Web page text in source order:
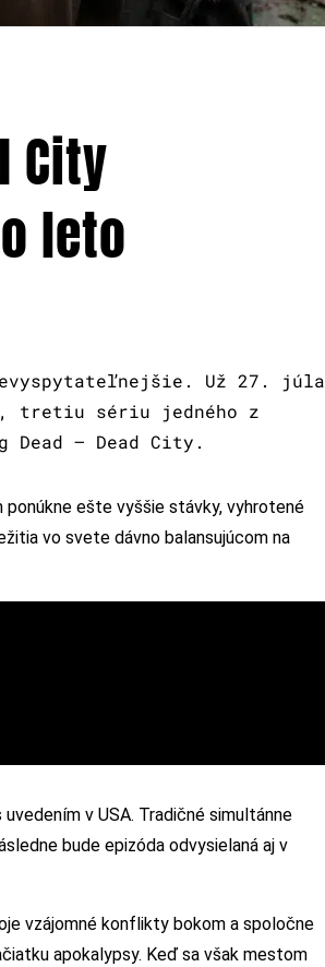
City
leto
Už 27. júla
tretiu sériu jedného z
– Dead City.
ponúkne ešte vyššie stávky, vyhrotené
vo svete dávno balansujúcom na
uvedením v USA. Tradičné simultánne
bude epizóda odvysielaná aj v
vzájomné konflikty bokom a spoločne
apokalypsy. Keď sa však mestom